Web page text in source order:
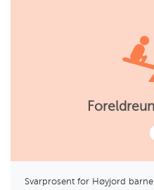
Svarprosent for Høyjord